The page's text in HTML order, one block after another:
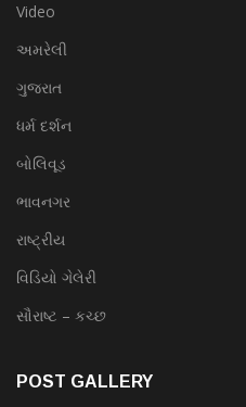
Video
અમરેલી
ગુજરાત
ધર્મ દર્શન
બોલિવૂડ
ભાવનગર
રાષ્ટ્રીય
વિડિયો ગેલેરી
સૌરાષ્ટ – કચ્છ
POST GALLERY